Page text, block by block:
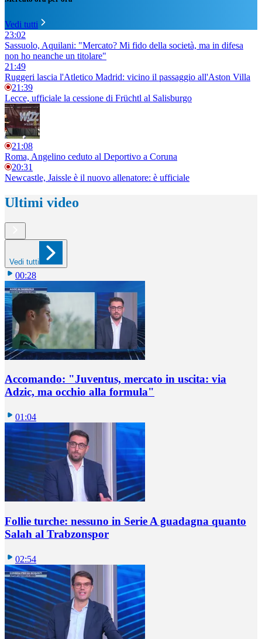
Vedi tutti
23:02
Sassuolo, Aquilani: "Mercato? Mi fido della società, ma in difesa
non ho neanche un titolare"
21:49
Ruggeri lascia l'Atletico Madrid: vicino il passaggio all'Aston Villa
21:39
Lecce, ufficiale la cessione di Früchtl al Salisburgo
21:08
Roma, Angelino ceduto al Deportivo a Coruna
20:31
Newcastle, Jaissle è il nuovo allenatore: è ufficiale
Ultimi video
Vedi tutti
00:28
Accomando: "Juventus, mercato in uscita: via
Adzic, ma occhio alla formula"
01:04
Follie turche: nessuno in Serie A guadagna quanto
Salah al Trabzonspor
02:54